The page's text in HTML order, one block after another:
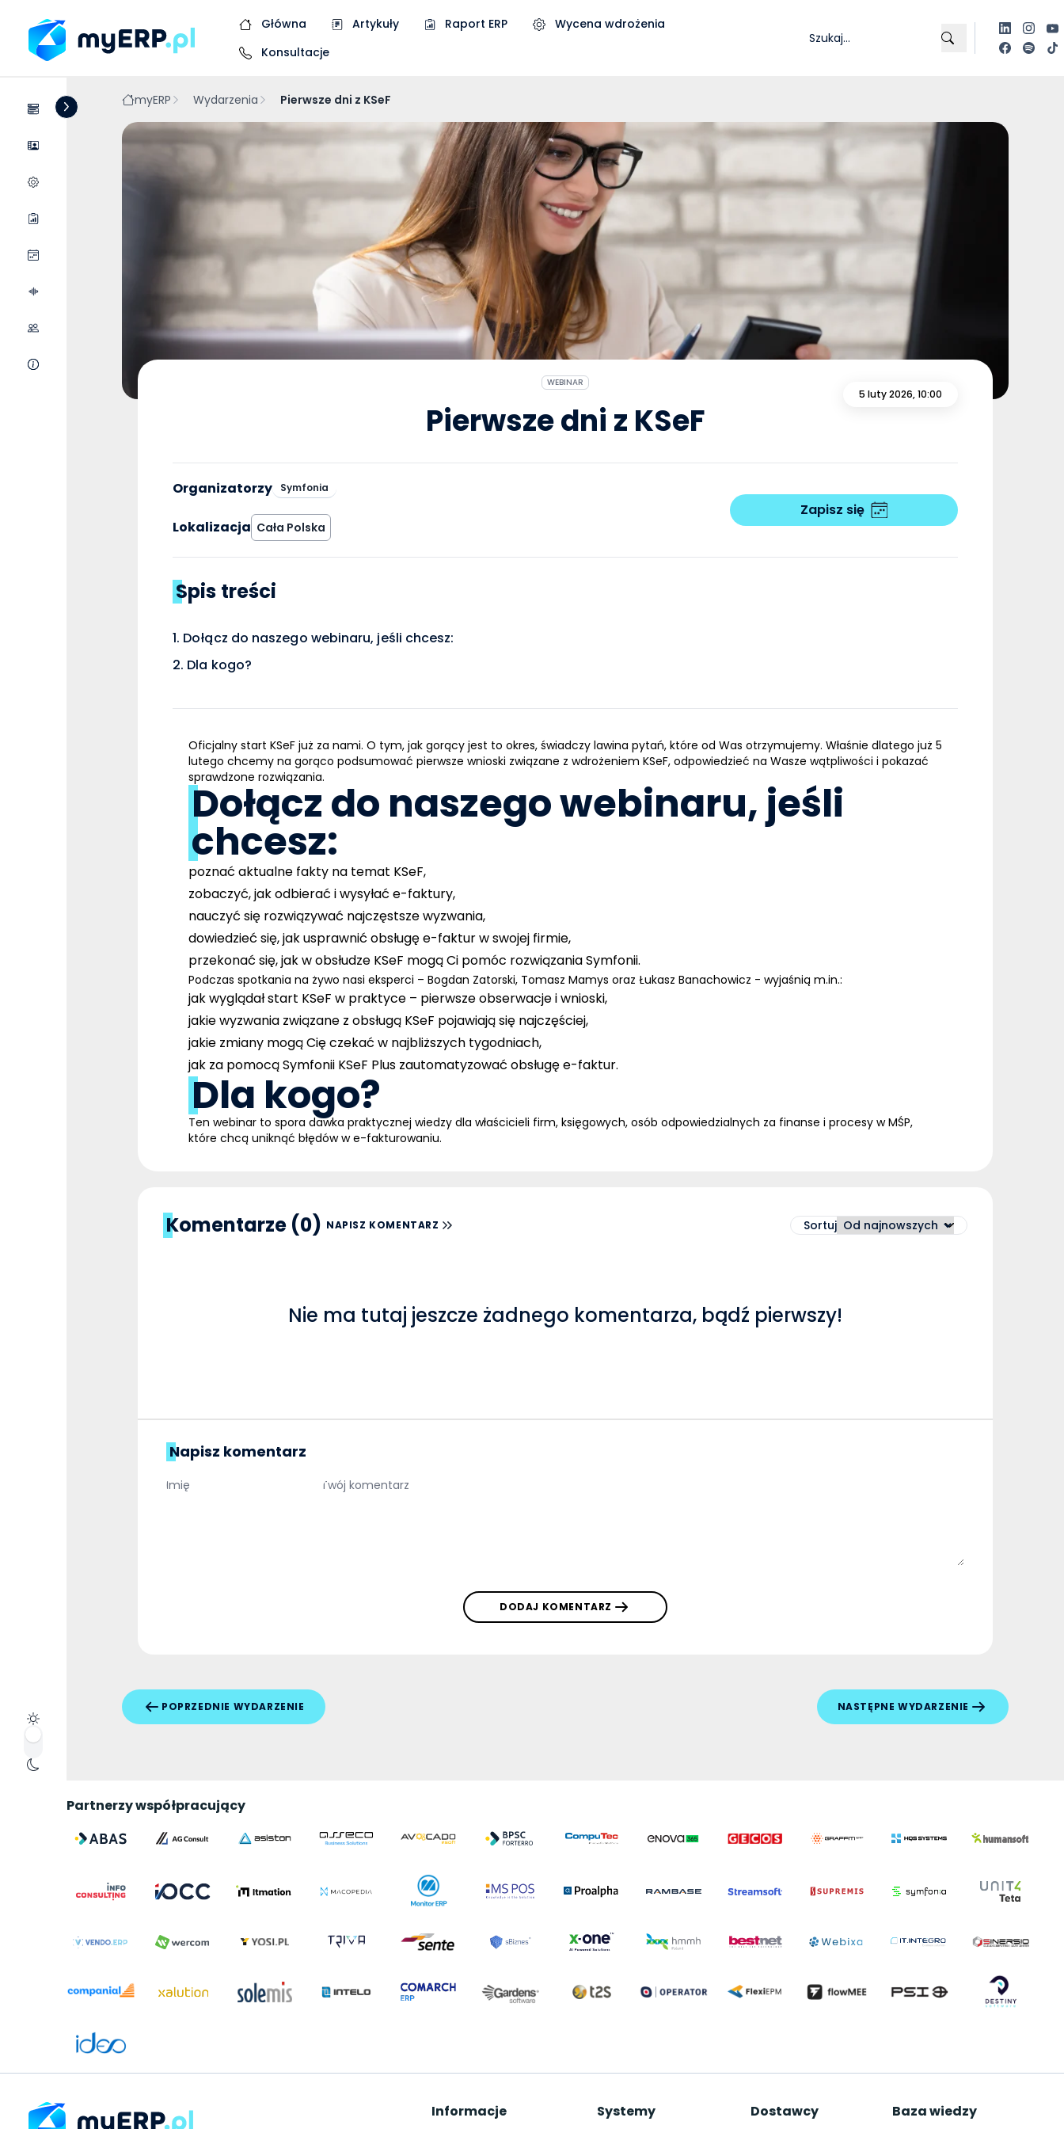
Główna Artykuły Raport ERP
Wycena wdrożenia
Konsultacje
Systemy
myERP Wydarzenia Pierwsze dni z KSeF
5 luty 2026, 10:00
WEBINAR
Pierwsze dni z KSeF
Organizatorzy Symfonia
Lokalizacja Cała Polska
Zapisz się
Spis treści
Dołącz do naszego webinaru, jeśli chcesz:
Dla kogo?
Oficjalny start KSeF już za nami. O tym, jak gorący jest to okres, świadczy lawina pytań, które od Was otrzymujemy. Właśnie dlatego już 5
lutego chcemy na gorąco podsumować pierwsze wnioski związane z wdrożeniem KSeF, odpowiedzieć na Wasze wątpliwości i pokazać
sprawdzone rozwiązania.
Dołącz do naszego webinaru, jeśli
chcesz:
poznać aktualne fakty na temat KSeF,
zobaczyć, jak odbierać i wysyłać e-faktury,
nauczyć się rozwiązywać najczęstsze wyzwania,
dowiedzieć się, jak usprawnić obsługę e-faktur w swojej firmie,
przekonać się, jak w obsłudze KSeF mogą Ci pomóc rozwiązania Symfonii.
Podczas spotkania na żywo nasi eksperci – Bogdan Zatorski, Tomasz Mamys oraz Łukasz Banachowicz - wyjaśnią m.in.:
jak wyglądał start KSeF w praktyce – pierwsze obserwacje i wnioski,
jakie wyzwania związane z obsługą KSeF pojawiają się najczęściej,
jakie zmiany mogą Cię czekać w najbliższych tygodniach,
jak za pomocą Symfonii KSeF Plus zautomatyzować obsługę e-faktur.
Dla kogo?
Ten webinar to spora dawka praktycznej wiedzy dla właścicieli firm, księgowych, osób odpowiedzialnych za finanse i procesy w MŚP,
które chcą uniknąć błędów w e-fakturowaniu.
Komentarze (0) NAPISZ KOMENTARZ Sortuj
Nie ma tutaj jeszcze żadnego komentarza, bądź pierwszy!
Napisz komentarz
DODAJ KOMENTARZ
POPRZEDNIE WYDARZENIE NASTĘPNE WYDARZENIE
Partnerzy współpracujący
Informacje Systemy Dostawcy Baza wiedzy